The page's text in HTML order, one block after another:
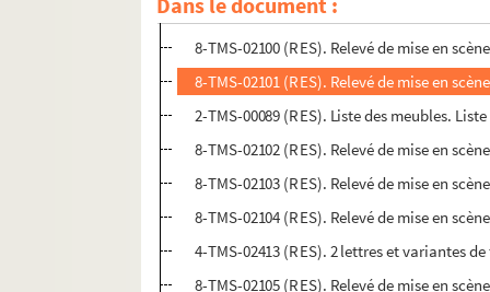
4-TMS-02575 (RES). Relevé de mise en
8-TMS-02100 (RES). Relevé de mise en
8-TMS-02101 (RES). Relevé de mise en
2-TMS-00089 (RES). Liste des meubles.
8-TMS-02102 (RES). Relevé de mise en
8-TMS-02103 (RES). Relevé de mise en
8-TMS-02104 (RES). Relevé de mise en
4-TMS-02413 (RES). 2 lettres et variantes
8-TMS-02105 (RES). Relevé de mise en